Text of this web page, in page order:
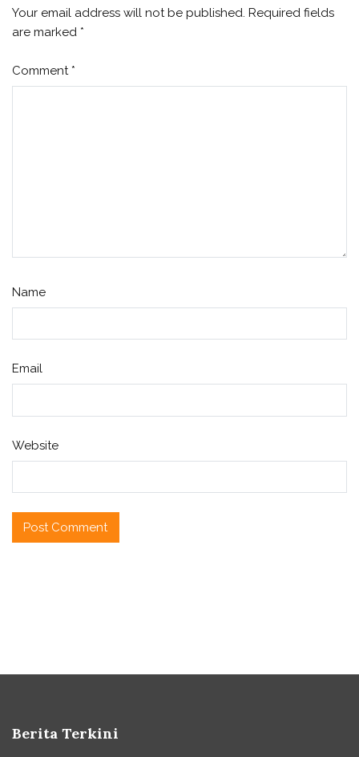
Your email address will not be published. Required fields
are marked *
Comment *
Name
Email
Website
Berita Terkini